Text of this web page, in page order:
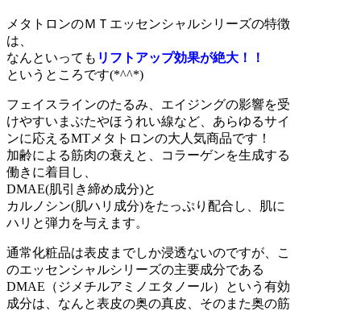
メタトロンのＭＴエッセンシャルシリーズの特徴
は、
なんといっても リフトアップ効果が絶大！！
というところです(*^^*)
フェイスラインのたるみ、エイジングの影響を受
けやすいまぶたやほうれい線など、あらゆるサイ
ンに応えるMTメタトロンの大人気商品です！
加齢による筋肉の衰えと、コラーゲンを生成する
働きに着目し、
DMAE(肌引き締め成分)と
カルノシン(肌ハリ成分)をたっぷり配合し、肌に
ハリと弾力を与えます。
通常化粧品は表皮までしか浸透ないのですが、こ
のエッセンシャルシリーズの主要成分である
DMAE（ジメチルアミノエタノール）という有効
成分は、なんと表皮の奥の真皮、そのまた奥の筋